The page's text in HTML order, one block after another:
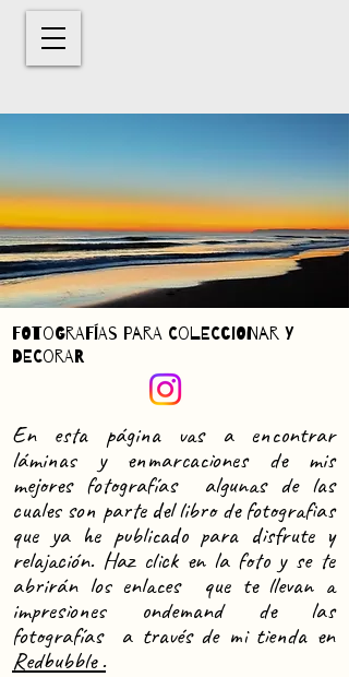
FOTOGRAFÍAS PARA COLECCIONAR Y
DECORAR
En esta página vas a encontrar
láminas y enmarcaciones de mis
mejores fotografías algunas de las
cuales son parte del libro de fotografias
que ya he publicado para disfrute y
relajación. Haz click en la foto y se te
abrirán los enlaces que te llevan a
impresiones ondemand de las
fotografías a través de mi tienda en
Redbubble .